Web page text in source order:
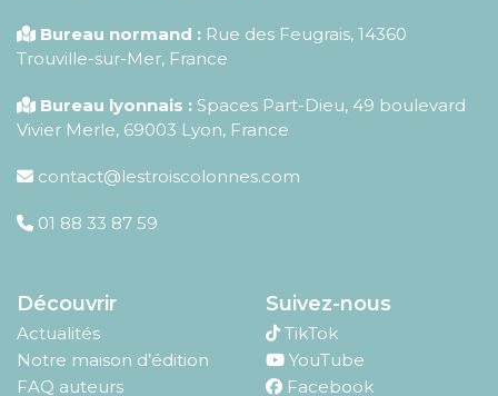
Bureau normand : Rue des Feugrais, 14360
Trouville-sur-Mer, France
Bureau lyonnais : Spaces Part-Dieu, 49 boulevard
Vivier Merle, 69003 Lyon, France
contact@lestroiscolonnes.com
01 88 33 87 59
Découvrir
Actualités
Notre maison d’édition
FAQ auteurs
Suivez-nous
TikTok
YouTube
Facebook